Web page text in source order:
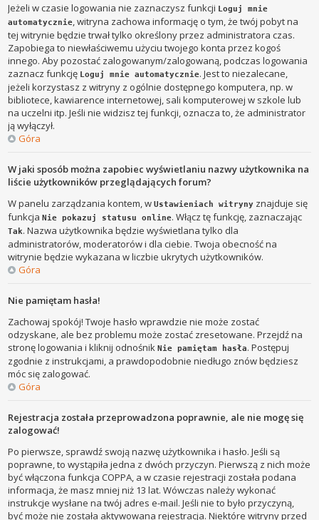
Jeżeli w czasie logowania nie zaznaczysz funkcji Loguj mnie
automatycznie, witryna zachowa informację o tym, że twój pobyt na
tej witrynie będzie trwał tylko określony przez administratora czas.
Zapobiega to niewłaściwemu użyciu twojego konta przez kogoś
innego. Aby pozostać zalogowanym/zalogowaną, podczas logowania
zaznacz funkcję Loguj mnie automatycznie. Jest to niezalecane,
jeżeli korzystasz z witryny z ogólnie dostępnego komputera, np. w
bibliotece, kawiarence internetowej, sali komputerowej w szkole lub
na uczelni itp. Jeśli nie widzisz tej funkcji, oznacza to, że administrator
ją wyłączył.
Góra
W jaki sposób można zapobiec wyświetlaniu nazwy użytkownika na
liście użytkowników przeglądających forum?
W panelu zarządzania kontem, wUstawieniach witryny znajduje się
funkcjaNie pokazuj statusu online. Włącz tę funkcję, zaznaczając
Tak. Nazwa użytkownika będzie wyświetlana tylko dla
administratorów, moderatorów i dla ciebie. Twoja obecność na
witrynie będzie wykazana w liczbie ukrytych użytkowników.
Góra
Nie pamiętam hasła!
Zachowaj spokój! Twoje hasło wprawdzie nie może zostać
odzyskane, ale bez problemu może zostać zresetowane. Przejdź na
stronę logowania i kliknij odnośnikNie pamiętam hasła. Postępuj
zgodnie z instrukcjami, a prawdopodobnie niedługo znów będziesz
móc się zalogować.
Góra
Rejestracja została przeprowadzona poprawnie, ale nie mogę się
zalogować!
Po pierwsze, sprawdź swoją nazwę użytkownika i hasło. Jeśli są
poprawne, to wystąpiła jedna z dwóch przyczyn. Pierwszą z nich może
być włączona funkcja COPPA, a w czasie rejestracji została podana
informacja, że masz mniej niż 13 lat. Wówczas należy wykonać
instrukcje wysłane na twój adres e-mail. Jeśli nie to było przyczyną,
być może nie została aktywowana rejestracja. Niektóre witryny przed